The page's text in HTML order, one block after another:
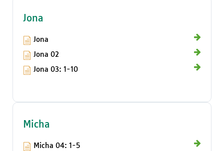
Jona
Jona
Jona 02
Jona 03: 1-10
Micha
Micha 04: 1-5